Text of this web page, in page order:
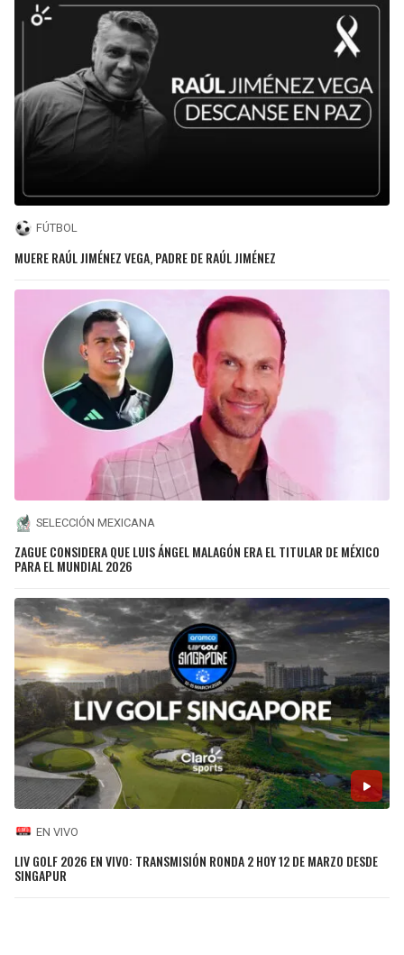
FÚTBOL
MUERE RAÚL JIMÉNEZ VEGA, PADRE DE RAÚL JIMÉNEZ
SELECCIÓN MEXICANA
ZAGUE CONSIDERA QUE LUIS ÁNGEL MALAGÓN ERA EL TITULAR DE MÉXICO
PARA EL MUNDIAL 2026
EN VIVO
LIV GOLF 2026 EN VIVO: TRANSMISIÓN RONDA 2 HOY 12 DE MARZO DESDE
SINGAPUR